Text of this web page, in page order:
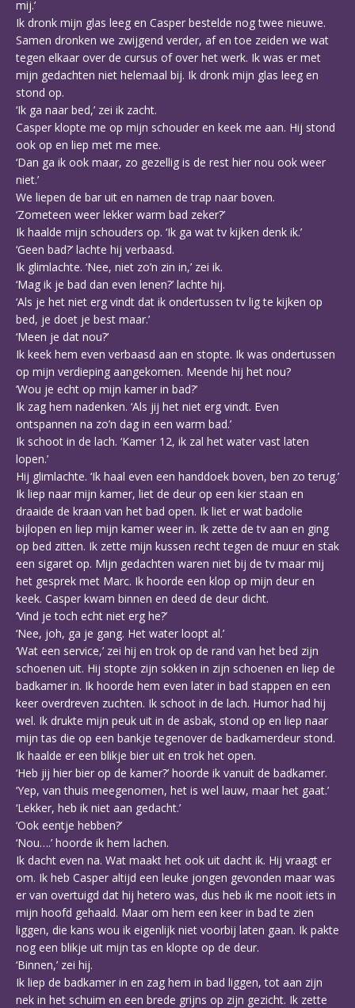
mij.’
Ik dronk mijn glas leeg en Casper bestelde nog twee nieuwe.
Samen dronken we zwijgend verder, af en toe zeiden we wat
tegen elkaar over de cursus of over het werk. Ik was er met
mijn gedachten niet helemaal bij. Ik dronk mijn glas leeg en
stond op.
‘Ik ga naar bed,’ zei ik zacht.
Casper klopte me op mijn schouder en keek me aan. Hij stond
ook op en liep met me mee.
‘Dan ga ik ook maar, zo gezellig is de rest hier nou ook weer
niet.’
We liepen de bar uit en namen de trap naar boven.
‘Zometeen weer lekker warm bad zeker?’
Ik haalde mijn schouders op. ‘Ik ga wat tv kijken denk ik.’
‘Geen bad?’ lachte hij verbaasd.
Ik glimlachte. ‘Nee, niet zo’n zin in,’ zei ik.
‘Mag ik je bad dan even lenen?’ lachte hij.
‘Als je het niet erg vindt dat ik ondertussen tv lig te kijken op
bed, je doet je best maar.’
‘Meen je dat nou?’
Ik keek hem even verbaasd aan en stopte. Ik was ondertussen
op mijn verdieping aangekomen. Meende hij het nou?
‘Wou je echt op mijn kamer in bad?’
Ik zag hem nadenken. ‘Als jij het niet erg vindt. Even
ontspannen na zo’n dag in een warm bad.’
Ik schoot in de lach. ‘Kamer 12, ik zal het water vast laten
lopen.’
Hij glimlachte. ‘Ik haal even een handdoek boven, ben zo terug.’
Ik liep naar mijn kamer, liet de deur op een kier staan en
draaide de kraan van het bad open. Ik liet er wat badolie
bijlopen en liep mijn kamer weer in. Ik zette de tv aan en ging
op bed zitten. Ik zette mijn kussen recht tegen de muur en stak
een sigaret op. Mijn gedachten waren niet bij de tv maar mij
het gesprek met Marc. Ik hoorde een klop op mijn deur en
keek. Casper kwam binnen en deed de deur dicht.
‘Vind je toch echt niet erg he?’
‘Nee, joh, ga je gang. Het water loopt al.’
‘Wat een service,’ zei hij en trok op de rand van het bed zijn
schoenen uit. Hij stopte zijn sokken in zijn schoenen en liep de
badkamer in. Ik hoorde hem even later in bad stappen en een
keer overdreven zuchten. Ik schoot in de lach. Humor had hij
wel. Ik drukte mijn peuk uit in de asbak, stond op en liep naar
mijn tas die op een bankje tegenover de badkamerdeur stond.
Ik haalde er een blikje bier uit en trok het open.
‘Heb jij hier bier op de kamer?’ hoorde ik vanuit de badkamer.
‘Yep, van thuis meegenomen, het is wel lauw, maar het gaat.’
‘Lekker, heb ik niet aan gedacht.’
‘Ook eentje hebben?’
‘Nou….’ hoorde ik hem lachen.
Ik dacht even na. Wat maakt het ook uit dacht ik. Hij vraagt er
om. Ik heb Casper altijd een leuke jongen gevonden maar was
er van overtuigd dat hij hetero was, dus heb ik me nooit iets in
mijn hoofd gehaald. Maar om hem een keer in bad te zien
liggen, die kans wou ik eigenlijk niet voorbij laten gaan. Ik pakte
nog een blikje uit mijn tas en klopte op de deur.
‘Binnen,’ zei hij.
Ik liep de badkamer in en zag hem in bad liggen, tot aan zijn
nek in het schuim en een brede grijns op zijn gezicht. Ik zette